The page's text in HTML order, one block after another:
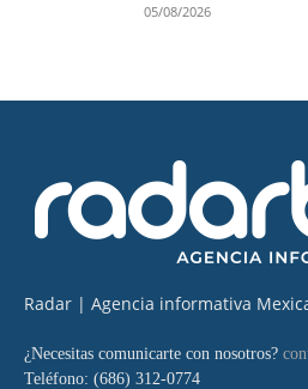
05/08/2026
Radar | Agencia informativa
¿Necesitas comunicarte con nosotros?
Teléfono: (686) 312-0774